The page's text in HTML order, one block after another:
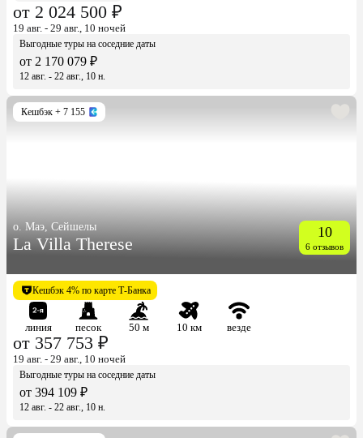
от 2 024 500 ₽
19 авг. - 29 авг., 10 ночей
Выгодные туры на соседние даты
от 2 170 079 ₽
12 авг. - 22 авг., 10 н.
Кешбэк + 7 155
о. Маэ, Сейшелы
La Villa Therese
10
6 отзывов
Кешбэк 4% по карте Т-Банка
линия песок 50 м 10 км везде
от 357 753 ₽
19 авг. - 29 авг., 10 ночей
Выгодные туры на соседние даты
от 394 109 ₽
12 авг. - 22 авг., 10 н.